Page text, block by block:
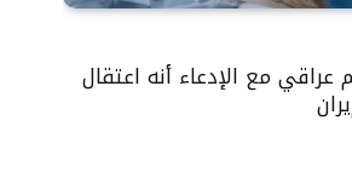
عراقي مع الإدعاء أنه اعتقال